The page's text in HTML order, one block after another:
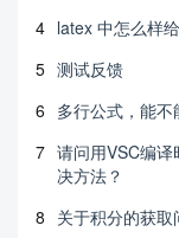
4 latex 中怎么样
5 测试反馈
6 多行公式，能不
7 请问用VSC编
决方法？
8 关于积分的获